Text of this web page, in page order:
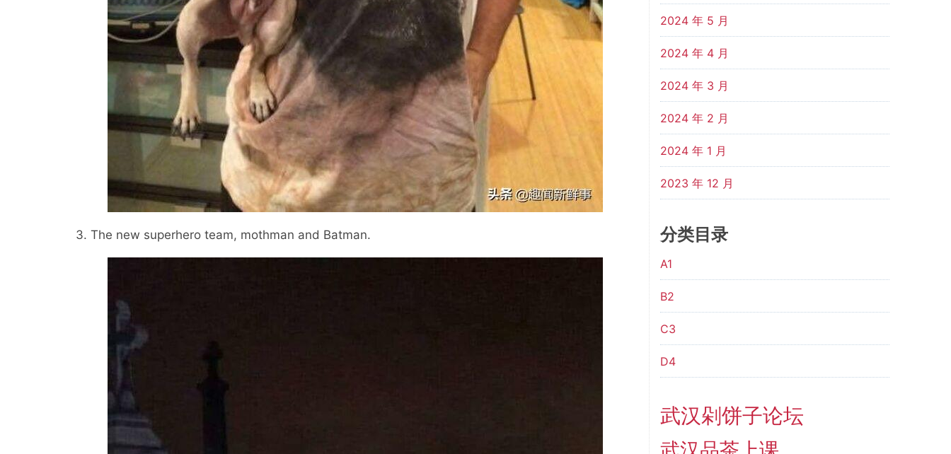
3. The new superhero team, mothman and Batman.
2024 年 5 月
2024 年 4 月
2024 年 3 月
2024 年 2 月
2024 年 1 月
2023 年 12 月
分类目录
A1
B2
C3
D4
武汉剁饼子论坛